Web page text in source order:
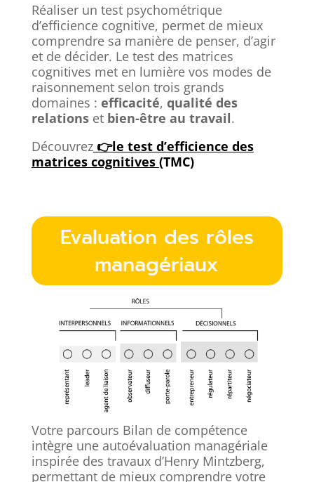
Réaliser un test psychométrique
d’efficience cognitive, permet de mieux
comprendre sa manière de penser, d’agir
et de décider. Le test des matrices
cognitives met en lumière vos modes de
raisonnement selon trois grands
domaines : efficacité, qualité des
relationset bien-être au travail.
Découvrez👉le test d’efficience des
matrices cognitives (TMC)
Evaluation des rôles
managériaux
Votre parcours Bilan de compétence
intègre une autoévaluation managériale
inspirée des travaux d’Henry Mintzberg,
permettant de mieux comprendre votre